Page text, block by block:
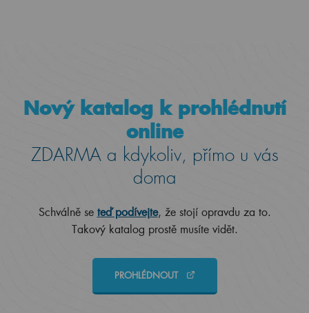
Nový katalog k prohlédnutí
online
ZDARMA a kdykoliv, přímo u vás
doma
Schválně se teď podívejte, že stojí opravdu za to.
Takový katalog prostě musíte vidět.
PROHLÉDNOUT